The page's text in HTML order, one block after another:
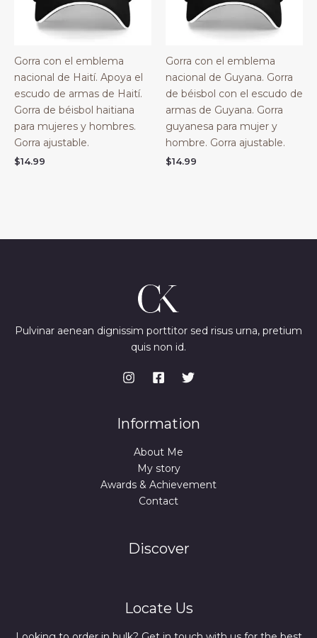
Gorra con el emblema
nacional de Haití. Apoya el
escudo de armas de Haití.
Gorra de béisbol haitiana
para mujeres y hombres.
Gorra ajustable.
$14.99
Gorra con el emblema
nacional de Guyana. Gorra
de béisbol con el escudo de
armas de Guyana. Gorra
guyanesa para mujer y
hombre. Gorra ajustable.
$14.99
Pulvinar aenean dignissim porttitor sed risus urna, pretium
quis non id.
Information
About Me
My story
Awards & Achievement
Contact
Discover
Locate Us